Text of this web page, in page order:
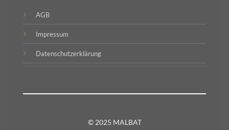
AGB
Impressum
Datenschutzerklärung
© 2025 MALBAT